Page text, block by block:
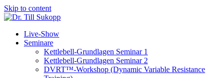
Skip to content
Live-Show
Seminare
Kettlebell-Grundlagen Seminar 1
Kettlebell-Grundlagen Seminar 2
DVRT™-Workshop (Dynamic Variable Resistance